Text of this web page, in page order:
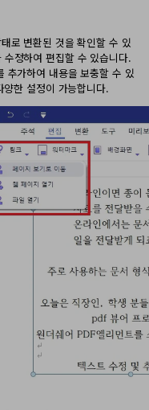
로 변환된 것을 확인할 수 있
정하여 편집할 수 있습니다.
추가하여 내용을 보충할 수 있
한 설정이 가능합니다.